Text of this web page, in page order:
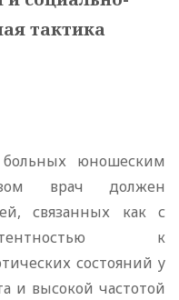
тактика
юношеским
врач должен
связанных как с
к
состояний у
и высокой частотой